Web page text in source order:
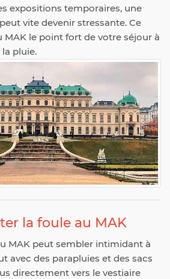
expositions temporaires, une
vite devenir stressante. Ce
MAK le point fort de votre séjour à
pluie.
la foule au MAK
MAK peut sembler intimidant à
avec des parapluies et des sacs
directement vers le vestiaire